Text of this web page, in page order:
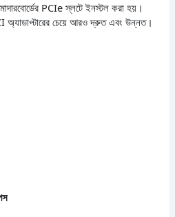
PCIe স্লটে ইনস্টল করা হয়।
অ্যাডাপ্টারের চেয়ে আরও দ্রুত এবং উন্নত।